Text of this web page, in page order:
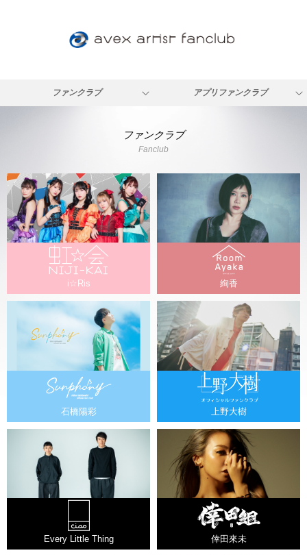
ファンクラブ アプリファンクラブ
ファンクラブ
Fanclub
i☆Ris 絢香
石橋陽彩 上野大樹
Every Little Thing 倖田來未